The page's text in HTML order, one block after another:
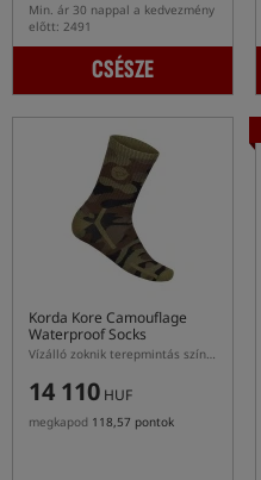
Min. ár 30 nappal a kedvezmény
előtt: 2491
CSÉSZE
Korda Kore Camouflage
Waterproof Socks
Vízálló zoknik terepmintás színben
14 110 HUF
megkapod 118,57 pontok